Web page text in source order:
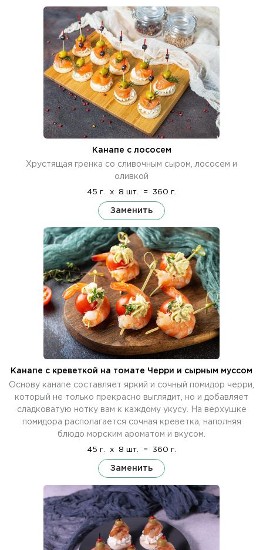
Канапе с лососем
Хрустящая гренка со сливочным сыром, лососем и
оливкой
45 г. x 8 шт. = 360 г.
Заменить
Канапе с креветкой на томате Черри и сырным муссом
Основу канапе составляет яркий и сочный помидор черри,
который не только прекрасно выглядит, но и добавляет
сладковатую нотку вам к каждому укусу. На верхушке
помидора располагается сочная креветка, наполняя
блюдо морским ароматом и вкусом.
45 г. x 8 шт. = 360 г.
Заменить